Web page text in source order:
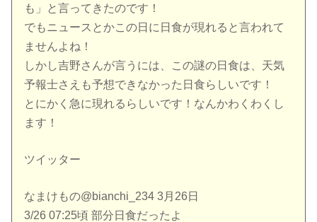
も」と言ってきたのです！
でもニュースとかこの日に日食が現れると言われて
ませんよね！
しかし吉野さんが言うには、この謎の日食は、天気
予報士さえも予想できなかった日食らしいです！
とにかく急に現れるらしいです！なんかわくわくし
ます！
ツイッター
なまけもの@bianchi_234 3月26日
3/26 07:25頃 部分日食だったよ